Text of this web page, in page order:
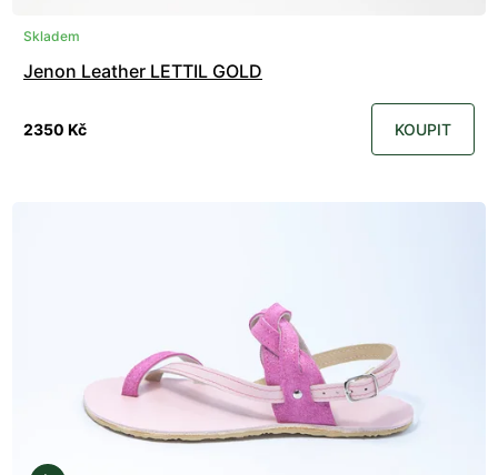
Skladem
Jenon Leather LETTIL GOLD
2350 Kč KOUPIT